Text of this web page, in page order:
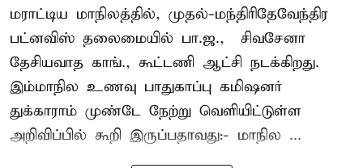
மராட்டிய மாநிலத்தில், முதல்-மந்திரிதேவேந்திர
பட்னவிஸ் தலைமையில் பா.ஜ., – சிவசேனா –
தேசியவாத காங்., கூட்டணி ஆட்சி நடக்கிறது.
இம்மாநில உணவு பாதுகாப்பு கமிஷனர்
துக்காராம் முண்டே நேற்று வெளியிட்டுள்ள
அறிவிப்பில் கூறி இருப்பதாவது:- மாநில ...